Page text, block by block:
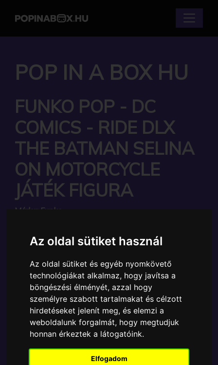
Az oldal sütiket használ
Az oldal sütiket és egyéb nyomkövető
technológiákat alkalmaz, hogy javítsa a
böngészési élményét, azzal hogy
személyre szabott tartalmakat és célzott
hirdetéseket jelenít meg, és elemzi a
weboldalunk forgalmát, hogy megtudjuk
honnan érkeztek a látogatóink.
Elfogadom
POP IN A BOX HU
FUNKO POP - DC
COMICS - RIDE DLX
THE BATMAN SELINA
ON MOTORCYCLE
JÁTÉK FIGURA
Márka: Funko
Ára:12990 Ft
11990 Ft
A Funko POP - DC Comics egyik népszerű terméke a
Funko POP - DC Comics - Ride DLX The Batman
Selina on Motorcycle játék figura, amely ablakos
csomagolásban azaz - POP In a Box - várja új
gazdáját.
TOVÁBB A VÁSÁRLÁSRA